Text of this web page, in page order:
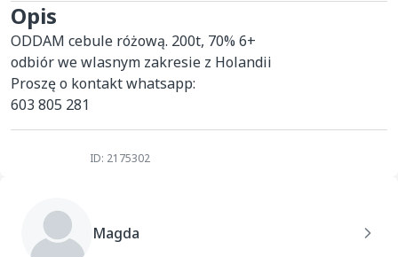
Opis
ODDAM cebule różową. 200t, 70% 6+
odbiór we wlasnym zakresie z Holandii
Proszę o kontakt whatsapp:
603 805 281
ID: 2175302
Magda